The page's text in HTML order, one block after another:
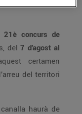
21è concurs de
del 7 d’agost al
certamen
del territori
haurà de